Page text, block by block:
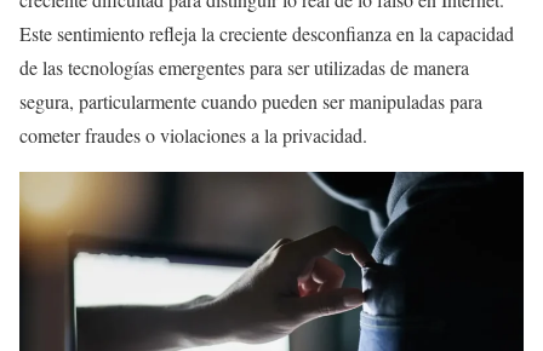
Este sentimiento refleja la creciente desconfianza en la capacidad
de las tecnologías emergentes para ser utilizadas de manera
segura, particularmente cuando pueden ser manipuladas para
cometer fraudes o violaciones a la privacidad.